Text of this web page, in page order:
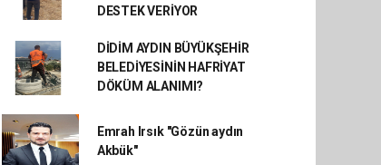
DESTEK VERİYOR
DİDİM AYDIN BÜYÜKŞEHİR
BELEDİYESİNİN HAFRİYAT
DÖKÜM ALANIMI?
Emrah Irsık "Gözün aydın
Akbük"